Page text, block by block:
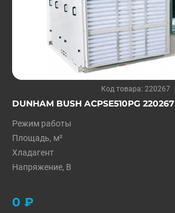
Код товара: 220267
DUNHAM BUSH ACPSE510PG 220267
Режим работы
Площадь, м²
Хладагент
Напряжение, В
0 ₽